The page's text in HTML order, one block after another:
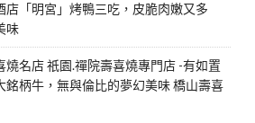
店「明宮」烤鴨三吃，皮脆肉嫩又多
味
燒名店 祇園.禪院壽喜燒專門店 -有如置
銘柄牛，無與倫比的夢幻美味 橋山壽喜